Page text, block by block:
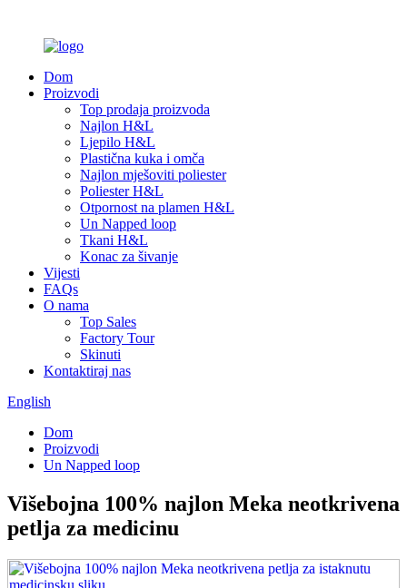
Dom
Proizvodi
Top prodaja proizvoda
Najlon H&L
Ljepilo H&L
Plastična kuka i omča
Najlon mješoviti poliester
Poliester H&L
Otpornost na plamen H&L
Un Napped loop
Tkani H&L
Konac za šivanje
Vijesti
FAQs
O nama
Top Sales
Factory Tour
Skinuti
Kontaktiraj nas
English
Dom
Proizvodi
Un Napped loop
Višebojna 100% najlon Meka neotkrivena
petlja za medicinu